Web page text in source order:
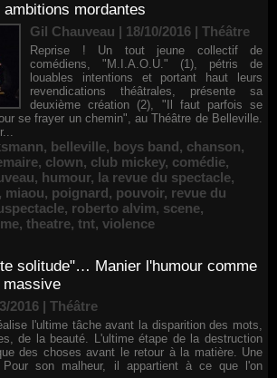
mordantes
Gil Chauveau | 18/10/2016 | Théâtre
Reprise ! Un tout jeune collectif de
comédiens, "M.I.A.O.U." (1), pétris de
louables intentions et portant haut leurs
revendications théâtrales, présente sa
deuxième création (2), "Il faut parfois se
se frayer un chemin", au Théâtre de Belleville.
, belleville, boys band, chanson,
, clown, club mickey, comédie,
, humour, la revue du spectacle,
, miaou, poignard, pouvoir, revue du
, roberto alvim, scene,
, theatre, tnt, violence
solitude"… Manier l'humour comme
massive
2016 | Théâtre
l'ultime tâche avant la disparition des mots,
de la beauté. L'ultime étape de la destruction
des choses avant le retour à la matière. Une
son malheur, il appartient à ce que l'on